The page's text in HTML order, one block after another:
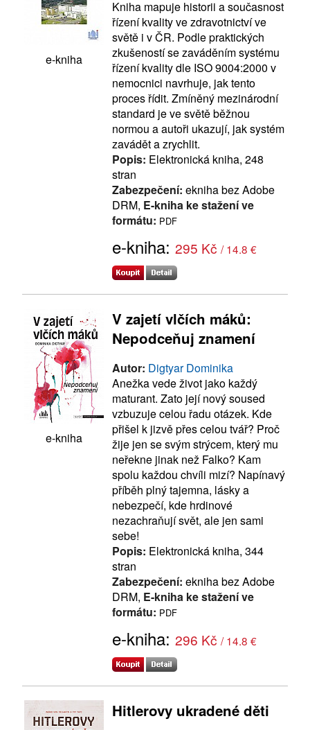
e-kniha
Kniha mapuje historii a současnost
řízení kvality ve zdravotnictví ve
světě i v ČR. Podle praktických
zkušeností se zaváděním systému
řízení kvality dle ISO 9004:2000 v
nemocnici navrhuje, jak tento
proces řídit. Zmíněný mezinárodní
standard je ve světě běžnou
normou a autoři ukazují, jak systém
zavádět a zrychlit.
Popis: Elektronická kniha, 248
stran
Zabezpečení: ekniha bez Adobe
DRM, E-kniha ke stažení ve
formátu: PDF
e-kniha: 295 Kč / 14.8 €
e-kniha
V zajetí vlčích máků:
Nepodceňuj znamení
Autor: Digtyar Dominika
Anežka vede život jako každý
maturant. Zato její nový soused
vzbuzuje celou řadu otázek. Kde
přišel k jizvě přes celou tvář? Proč
žije jen se svým strýcem, který mu
neřekne jinak než Falko? Kam
spolu každou chvíli mizí? Napínavý
příběh plný tajemna, lásky a
nebezpečí, kde hrdinové
nezachraňují svět, ale jen sami
sebe!
Popis: Elektronická kniha, 344
stran
Zabezpečení: ekniha bez Adobe
DRM, E-kniha ke stažení ve
formátu: PDF
e-kniha: 296 Kč / 14.8 €
Hitlerovy ukradené děti